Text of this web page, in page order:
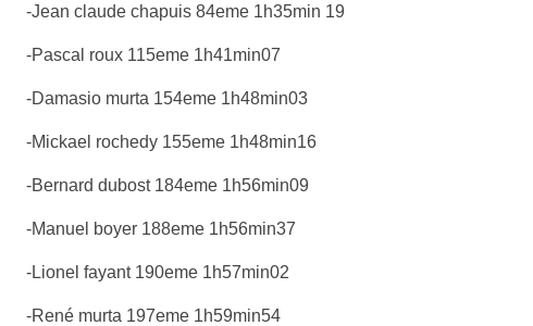
-Jean claude chapuis 84eme 1h35min 19
-Pascal roux 115eme 1h41min07
-Damasio murta 154eme 1h48min03
-Mickael rochedy 155eme 1h48min16
-Bernard dubost 184eme 1h56min09
-Manuel boyer 188eme 1h56min37
-Lionel fayant 190eme 1h57min02
-René murta 197eme 1h59min54